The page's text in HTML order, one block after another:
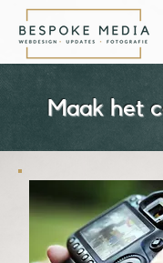
Maak het